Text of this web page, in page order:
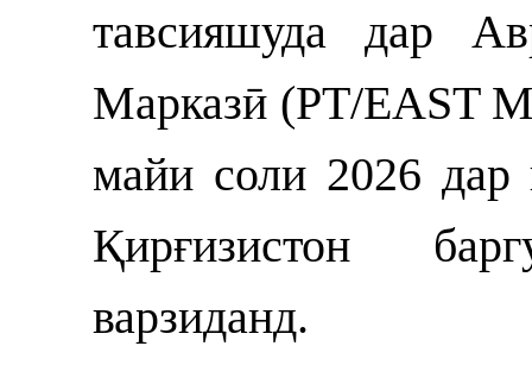
тавсияшуда дар
Марказӣ (PT/EAST
майи соли 2026
Қирғизистон
варзиданд.